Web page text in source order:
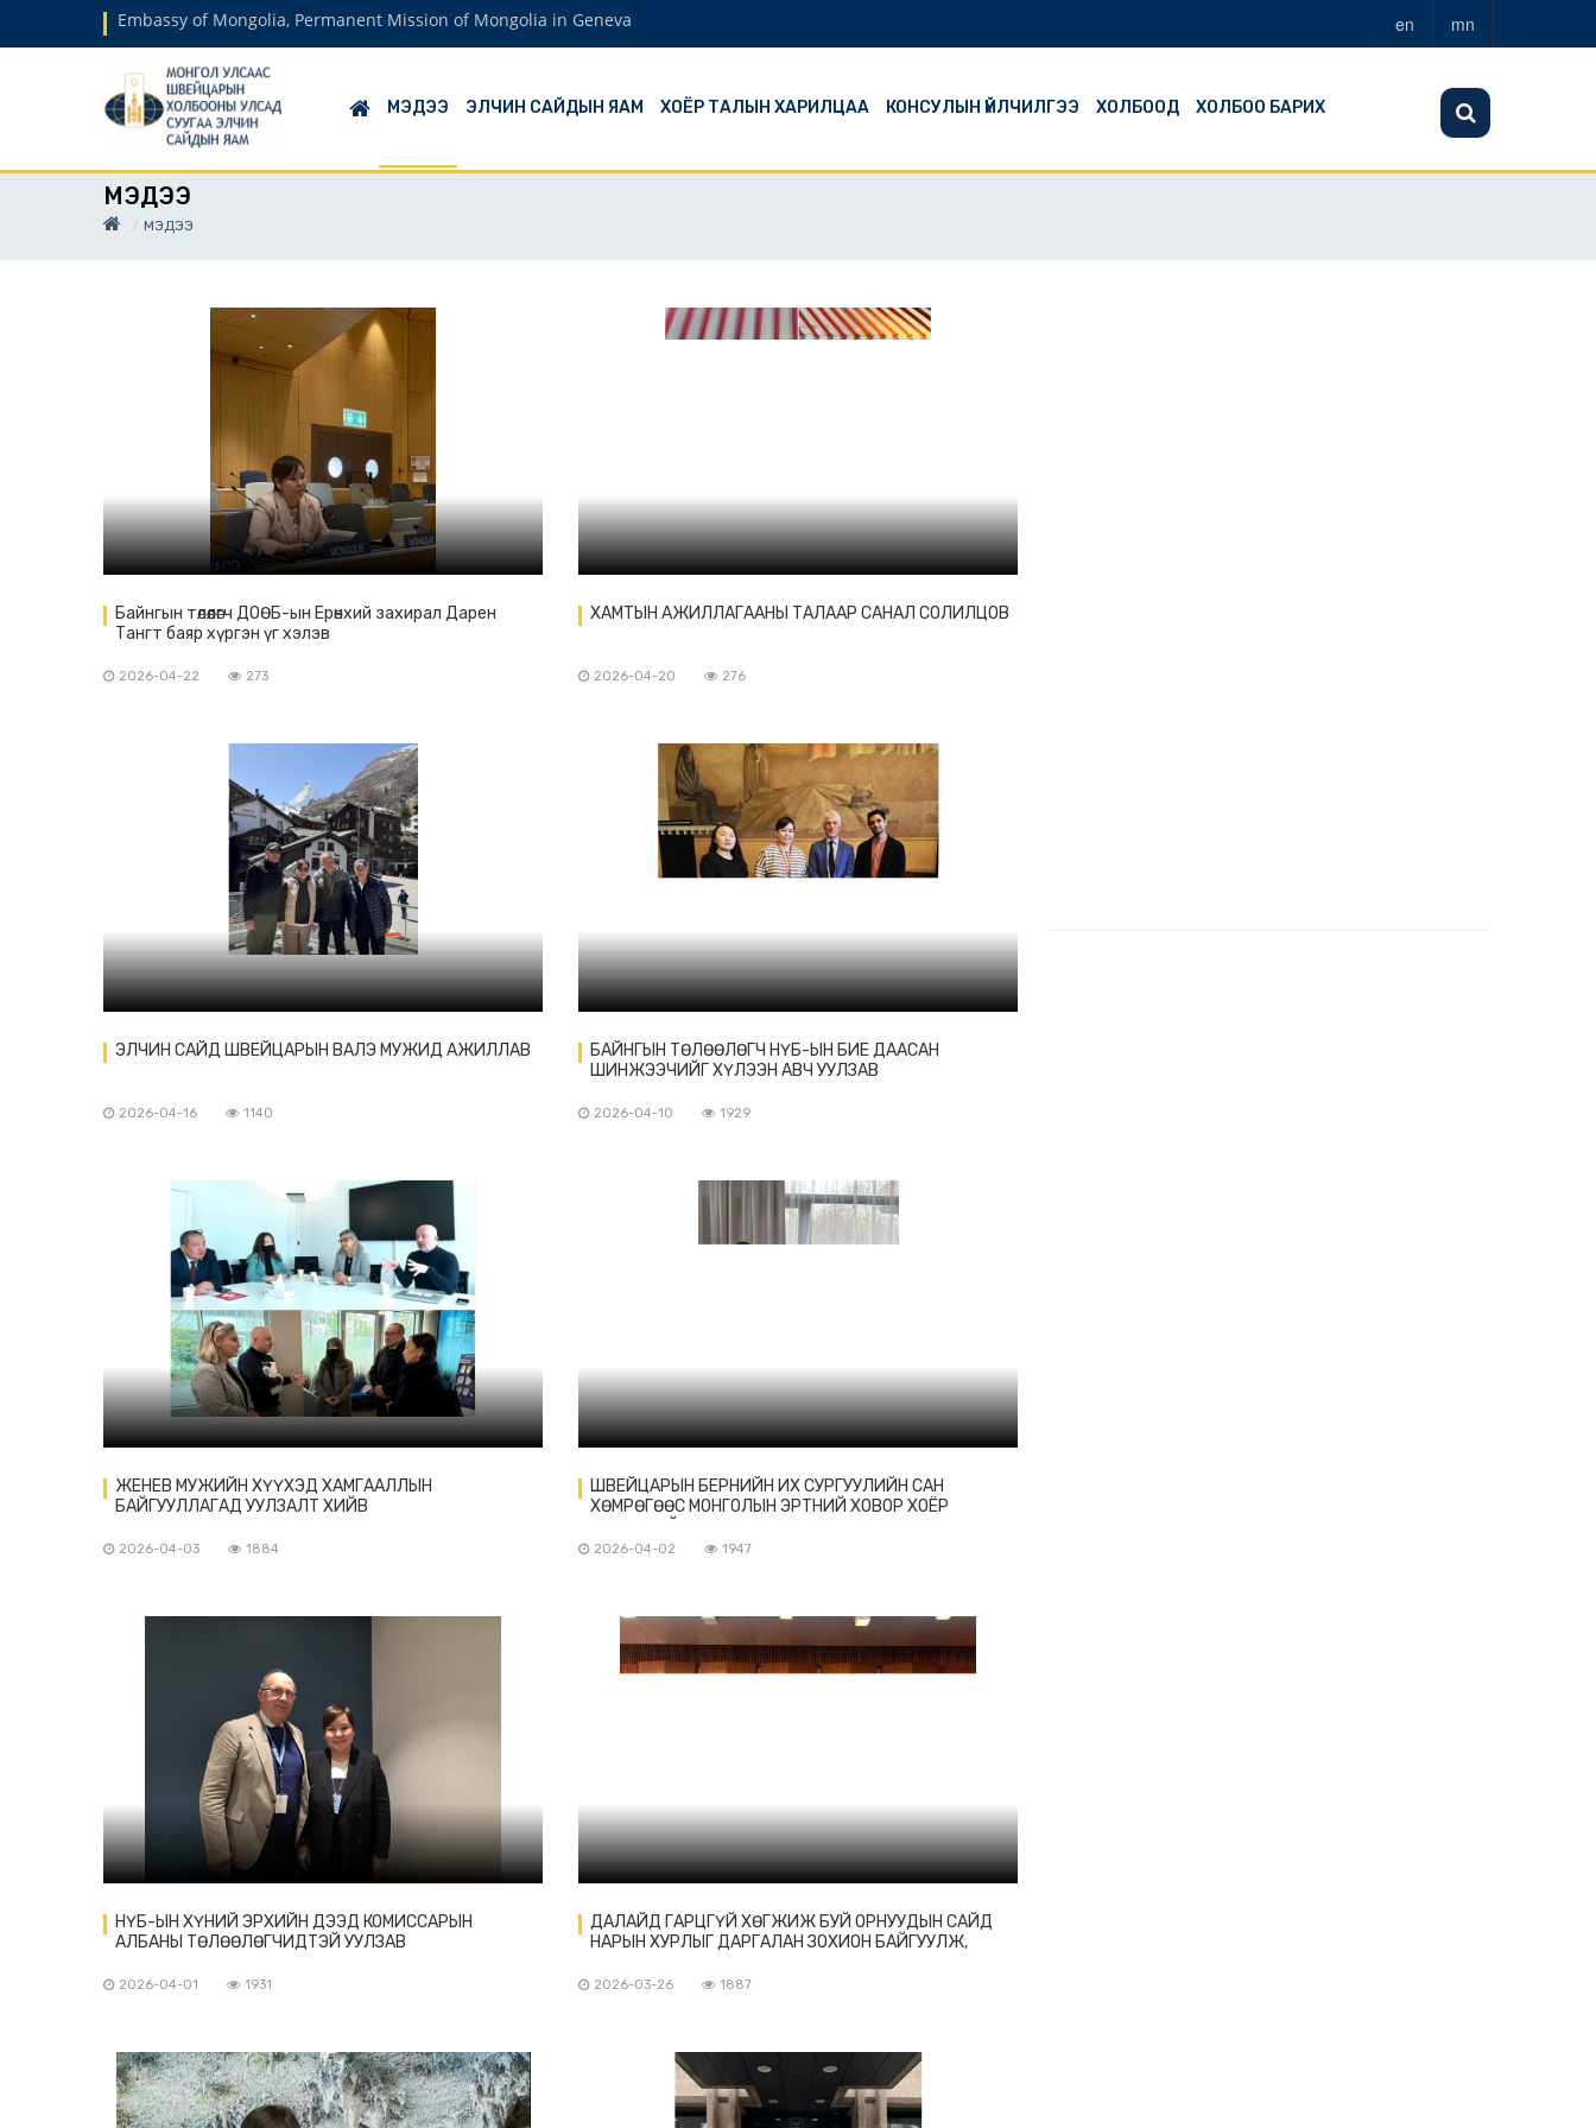
Embassy of Mongolia, Permanent Mission of Mongolia in Geneva en mn
МЭДЭЭ ЭЛЧИН САЙДЫН ЯАМ ХОЁР ТАЛЫН ХАРИЛЦАА КОНСУЛЫН ҮЙЛЧИЛГЭЭ ХОЛБООД ХОЛБОО БАРИХ
МЭДЭЭ
МЭДЭЭ
Байнгын төлөөлөгч ДОӨБ-ын Ерөнхий захирал Дарен
Тангт баяр хүргэн үг хэлэв
2026-04-22 273
ХАМТЫН АЖИЛЛАГААНЫ ТАЛААР САНАЛ СОЛИЛЦОВ
2026-04-20 276
ЭЛЧИН САЙД ШВЕЙЦАРЫН ВАЛЭ МУЖИД АЖИЛЛАВ
2026-04-16 1140
БАЙНГЫН ТӨЛӨӨЛӨГЧ НҮБ-ЫН БИЕ ДААСАН
ШИНЖЭЭЧИЙГ ХҮЛЭЭН АВЧ УУЛЗАВ
2026-04-10 1929
ЖЕНЕВ МУЖИЙН ХҮҮХЭД ХАМГААЛЛЫН
БАЙГУУЛЛАГАД УУЛЗАЛТ ХИЙВ
2026-04-03 1884
ШВЕЙЦАРЫН БЕРНИЙН ИХ СУРГУУЛИЙН САН
ХӨМРӨГӨӨС МОНГОЛЫН ЭРТНИЙ ХОВОР ХОЁР
2026-04-02 1947
НҮБ-ЫН ХҮНИЙ ЭРХИЙН ДЭЭД КОМИССАРЫН
АЛБАНЫ ТӨЛӨӨЛӨГЧИДТЭЙ УУЛЗАВ
2026-04-01 1931
ДАЛАЙД ГАРЦГҮЙ ХӨГЖИЖ БУЙ ОРНУУДЫН САЙД
НАРЫН ХУРЛЫГ ДАРГАЛАН ЗОХИОН БАЙГУУЛЖ,
2026-03-26 1887